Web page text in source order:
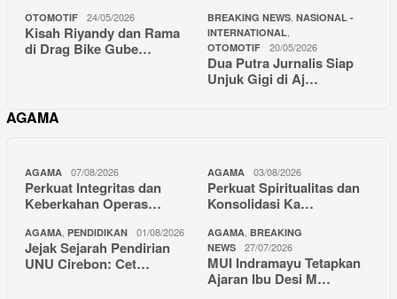
OTOMOTIF 24/05/2026
Kisah Riyandy dan Rama
di Drag Bike Gube…
BREAKING NEWS, NASIONAL -
INTERNATIONAL,
OTOMOTIF 20/05/2026
Dua Putra Jurnalis Siap
Unjuk Gigi di Aj…
AGAMA
AGAMA 07/08/2026
Perkuat Integritas dan
Keberkahan Operas…
AGAMA 03/08/2026
Perkuat Spiritualitas dan
Konsolidasi Ka…
AGAMA, PENDIDIKAN 01/08/2026
Jejak Sejarah Pendirian
UNU Cirebon: Cet…
AGAMA, BREAKING
NEWS
27/07/2026
MUI Indramayu Tetapkan
Ajaran Ibu Desi M…